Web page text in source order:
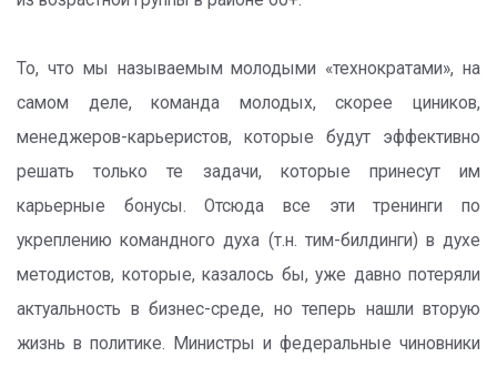
То, что мы называемым молодыми «технократами», на
самом деле, команда молодых, скорее циников,
менеджеров-карьеристов, которые будут эффективно
решать только те задачи, которые принесут им
карьерные бонусы. Отсюда все эти тренинги по
укреплению командного духа (т.н. тим-билдинги) в духе
методистов, которые, казалось бы, уже давно потеряли
актуальность в бизнес-среде, но теперь нашли вторую
жизнь в политике. Министры и федеральные чиновники